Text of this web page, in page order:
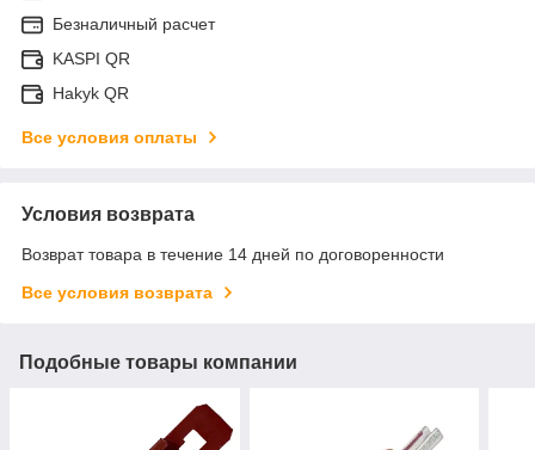
Безналичный расчет
KASPI QR
Hakyk QR
Все условия оплаты
Условия возврата
Возврат товара в течение 14 дней по договоренности
Все условия возврата
Подобные товары компании